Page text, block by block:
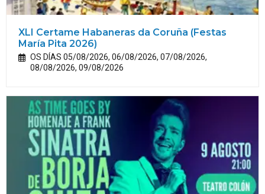
XLI Certame Habaneras da Coruña (Festas
María Pita 2026)
OS DÍAS 05/08/2026, 06/08/2026, 07/08/2026,
08/08/2026, 09/08/2026